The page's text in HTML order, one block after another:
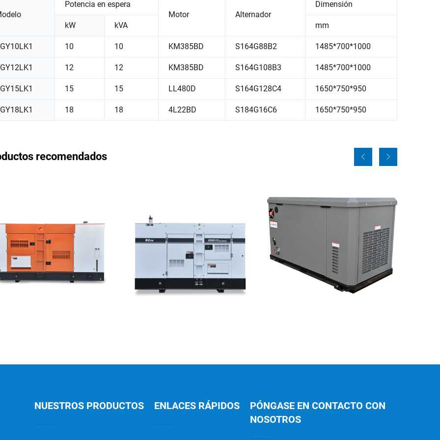
Potencia en espera
Motor
Alternador
Dimensión
kW kVA mm
10 10 KM385BD S164G88B2 1485*700*1000
12 12 KM385BD S164G108B3 1485*700*1000
15 15 LL480D S164G128C4 1650*750*950
18 18 4L22BD S184G16C6 1650*750*950
recomendados
NUESTROS PRODUCTOS ENLACES RÁPIDOS
PÓNGASE EN CONTACTO CON
NOSOTROS